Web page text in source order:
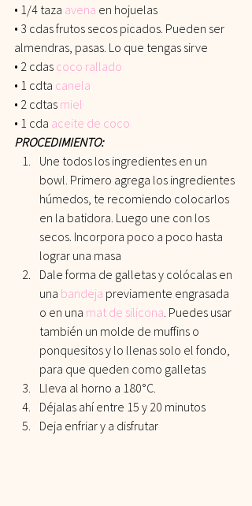
• 1/4 taza avena en hojuelas
• 3 cdas frutos secos picados. Pueden ser
almendras, pasas. Lo que tengas sirve
• 2 cdas coco rallado
• 1 cdta canela
• 2 cdtas miel
• 1 cda aceite de coco
PROCEDIMIENTO:
Une todos los ingredientes en un
bowl. Primero agrega los ingredientes
húmedos, te recomiendo colocarlos
en la batidora. Luego une con los
secos. Incorpora poco a poco hasta
lograr una masa
Dale forma de galletas y colócalas en
una bandeja previamente engrasada
o en una mat de silicona . Puedes usar
también un molde de muffins o
ponquesitos y lo llenas solo el fondo,
para que queden como galletas
Lleva al horno a 180°C.
Déjalas ahí entre 15 y 20 minutos
Deja enfriar y a disfrutar